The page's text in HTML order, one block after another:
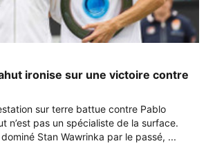
ironise sur une victoire contre
sur terre battue contre Pablo
n’est pas un spécialiste de la surface.
Stan Wawrinka par le passé, ...